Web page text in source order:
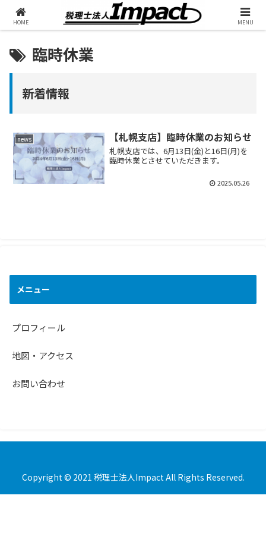
臨時休業
新着情報
news 【札幌支店】臨時休業のお知らせ
札幌支店では、6月13日(金)と16日(月)を
臨時休業とさせていただきます。
2025.05.26
メニュー
プロフィール
地図・アクセス
お問い合わせ
Copyright © 2021 税理士法人Impact All Rights Reserved.
HOME MENU